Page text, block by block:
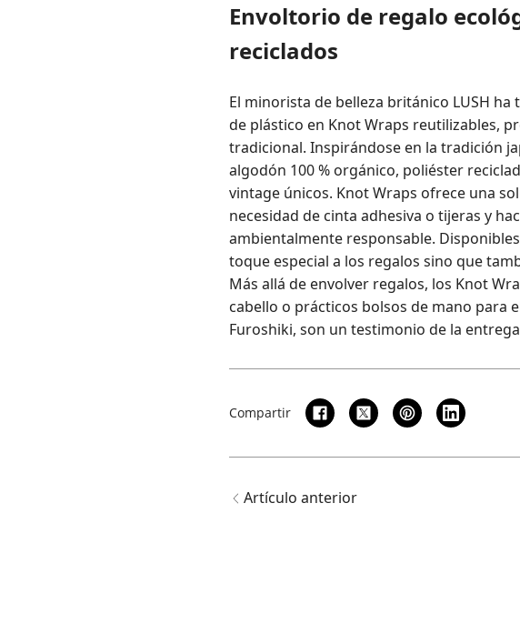
Envoltorio de regalo
reciclados
El minorista de belleza británico LUSH
de plástico en Knot Wraps reutilizables,
tradicional. Inspirándose en la tradición
algodón 100 % orgánico, poliéster
vintage únicos. Knot Wraps ofrece una
necesidad de cinta adhesiva o tijeras y
ambientalmente responsable.
toque especial a los regalos sino que
Más allá de envolver regalos, los Knot
cabello o prácticos bolsos de mano para
Furoshiki, son un testimonio de la
Compartir
Artículo anterior